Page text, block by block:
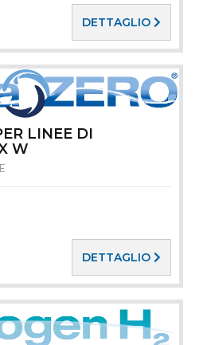
DETTAGLIO
LINEE DI
W
DETTAGLIO